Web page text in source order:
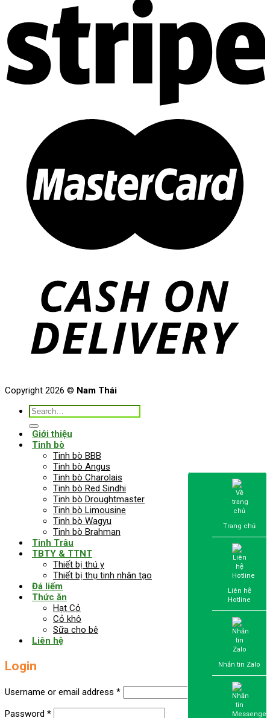
Trang chủ
Liên hệ
Hotline
Nhắn tin Zalo
Copyright 2026 © Nam Thái
Search
for:
Giới thiệu
Tinh bò
Tinh bò BBB
Tinh bò Angus
Tinh bò Charolais
Tinh bò Red Sindhi
Tinh bò Droughtmaster
Tinh bò Limousine
Tinh bò Wagyu
Tinh bò Brahman
Tinh Trâu
TBTY & TTNT
Thiết bị thú y
Thiết bị thụ tinh nhân tạo
Đá liếm
Thức ăn
Hạt Cỏ
Cỏ khô
Sữa cho bê
Liên hệ
Login
Username or email address *
Password *